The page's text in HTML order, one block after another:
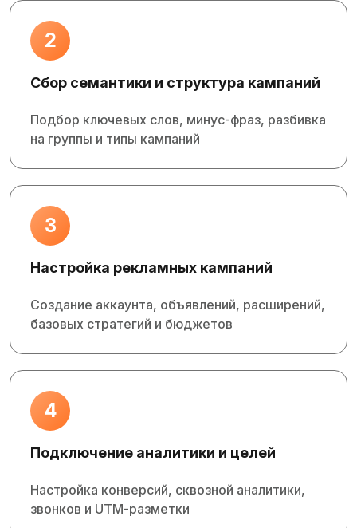
2
Сбор семантики и структура кампаний
Подбор ключевых слов, минус‑фраз, разбивка
на группы и типы кампаний
3
Настройка рекламных кампаний
Создание аккаунта, объявлений, расширений,
базовых стратегий и бюджетов
4
Подключение аналитики и целей
Настройка конверсий, сквозной аналитики,
звонков и UTM‑разметки